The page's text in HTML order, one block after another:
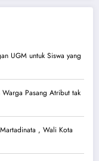
UGM untuk Siswa yang
Pasang Atribut tak
, Wali Kota